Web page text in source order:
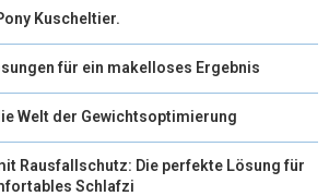
Kuscheltier.
für ein makelloses Ergebnis
Welt der Gewichtsoptimierung
Rausfallschutz: Die perfekte Lösung für
Schlafzi